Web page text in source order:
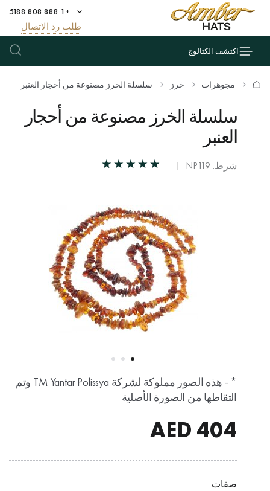
+1 888 808 5188
طلب رد الاتصال
اكتشف الكتالوج
مجوهرات خرز سلسلة الخرز مصنوعة من أحجار العنبر
سلسلة الخرز مصنوعة من أحجار
العنبر
شرط: NP119
* - هذه الصور مملوكة لشركة TM Yantar Polissya وتم
التقاطها من الصورة الأصلية
404
صفات